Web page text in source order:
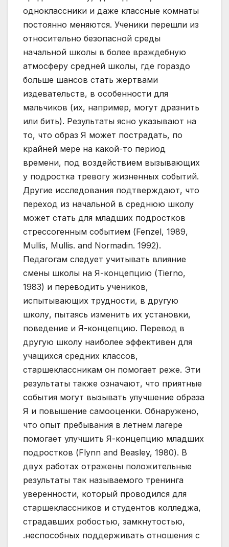
одноклассники и даже классные комнаты
постоянно меняются. Ученики перешли из
относительно безопасной среды
начальной школы в более враждебную
атмосферу средней школы, где гораздо
больше шансов стать жертвами
издевательств, в особенности для
мальчиков (их, например, могут дразнить
или бить). Результаты ясно указывают на
то, что образ Я может пострадать, по
крайней мере на какой-то период
времени, под воздействием вызывающих
у подростка тревогу жизненных событий.
Другие исследования подтверждают, что
переход из начальной в среднюю школу
может стать для младших подростков
стрессогенным событием (Fenzel, 1989,
Mullis, Mullis. and Normadin. 1992).
Педагогам следует учитывать влияние
смены школы на Я-концепцию (Tierno,
1983) и переводить учеников,
испытывающих трудности, в другую
школу, пытаясь изменить их установки,
поведение и Я-концепцию. Перевод в
другую школу наиболее эффективен для
учащихся средних классов,
старшеклассникам он помогает реже. Эти
результаты также означают, что приятные
события могут вызывать улучшение образа
Я и повышение самооценки. Обнаружено,
что опыт пребывания в летнем лагере
помогает улучшить Я-концепцию младших
подростков (Flynn and Beasley, 1980). В
двух работах отражены положительные
результаты так называемого тренинга
уверенности, который проводился для
старшеклассников и студентов колледжа,
страдавших робостью, замкнутостью,
.неспособных поддерживать отношения с